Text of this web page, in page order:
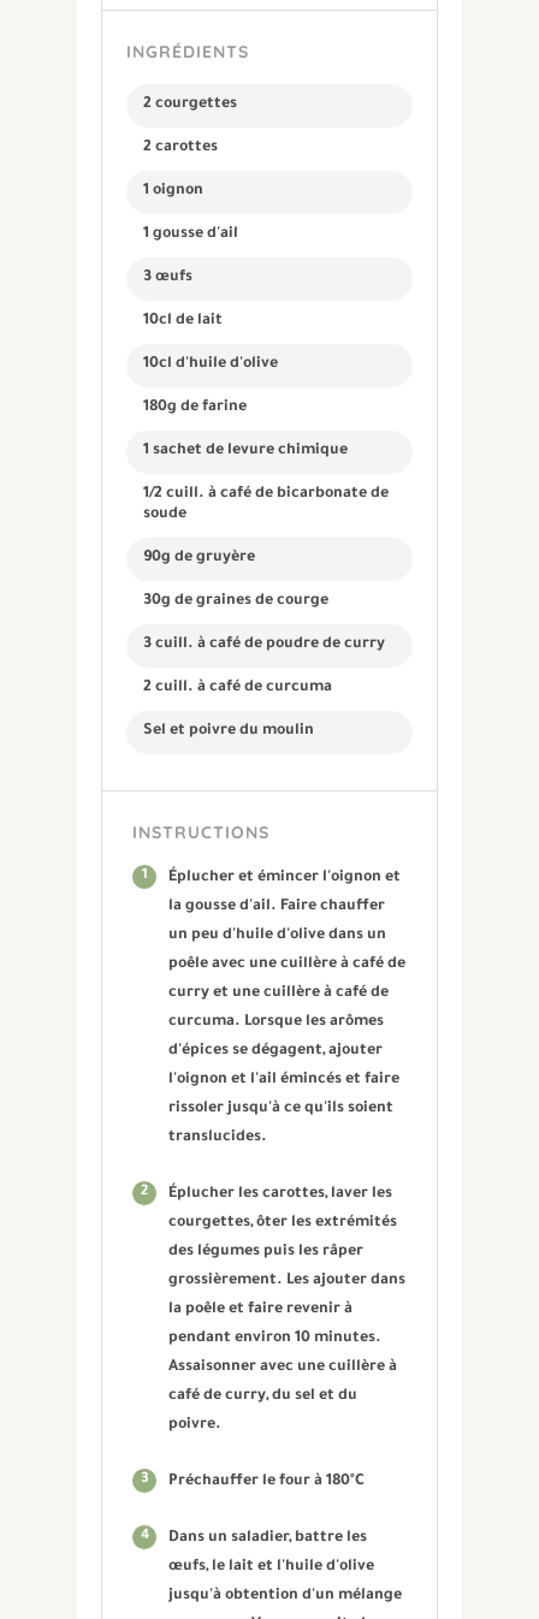
INGRÉDIENTS
2 courgettes
2 carottes
1 oignon
1 gousse d'ail
3 œufs
10cl de lait
10cl d'huile d'olive
180g de farine
1 sachet de levure chimique
1/2 cuill. à café de bicarbonate de
soude
90g de gruyère
30g de graines de courge
3 cuill. à café de poudre de curry
2 cuill. à café de curcuma
Sel et poivre du moulin
INSTRUCTIONS
1
Éplucher et émincer l'oignon et
la gousse d'ail. Faire chauffer
un peu d'huile d'olive dans un
poêle avec une cuillère à café de
curry et une cuillère à café de
curcuma. Lorsque les arômes
d'épices se dégagent, ajouter
l'oignon et l'ail émincés et faire
rissoler jusqu'à ce qu'ils soient
translucides.
2
Éplucher les carottes, laver les
courgettes, ôter les extrémités
des légumes puis les râper
grossièrement. Les ajouter dans
la poêle et faire revenir à
pendant environ 10 minutes.
Assaisonner avec une cuillère à
café de curry, du sel et du
poivre.
3 Préchauffer le four à 180°C
4
Dans un saladier, battre les
œufs, le lait et l'huile d'olive
jusqu'à obtention d'un mélange